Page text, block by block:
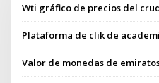
Wti gráfico de precios del
Plataforma de clik de
Valor de monedas de